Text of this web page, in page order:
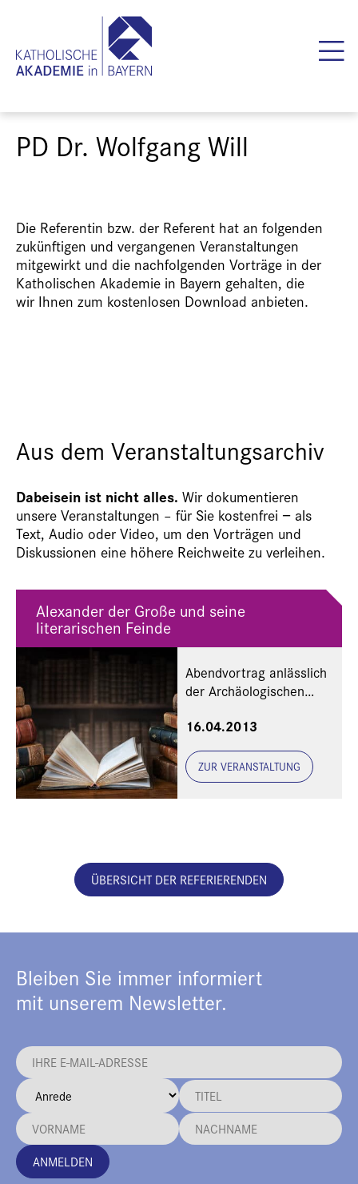
PD Dr. Wolfgang Will
Die Referentin bzw. der Referent hat an folgenden
zukünftigen und vergangenen Veranstaltungen
mitgewirkt und die nachfolgenden Vorträge in der
Katholischen Akademie in Bayern gehalten, die
wir Ihnen zum kostenlosen Download anbieten.
Aus dem Veranstaltungsarchiv
Dabeisein ist nicht alles. Wir dokumentieren
unsere Veranstaltungen – für Sie kostenfrei − als
Text, Audio oder Video, um den Vorträgen und
Diskussionen eine höhere Reichweite zu verleihen.
Alexander der Große und seine
literarischen Feinde
Abendvortrag anlässlich
der Archäologischen
16.04.2013
ZUR VERANSTALTUNG
ÜBERSICHT DER REFERIERENDEN
Bleiben Sie immer informiert
mit unserem Newsletter.
ANMELDEN